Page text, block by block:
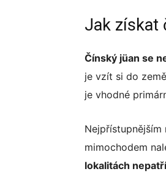
Jak získat
Čínský jüan se
je vzít si do
je vhodné
mimochodem
lokalitách